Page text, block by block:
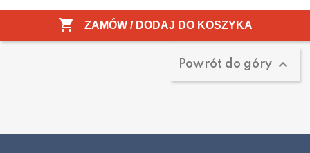
 ZAMÓW / DODAJ DO KOSZYKA
Pokazano 1-3 z 3 pozycji
Powrót do góry 